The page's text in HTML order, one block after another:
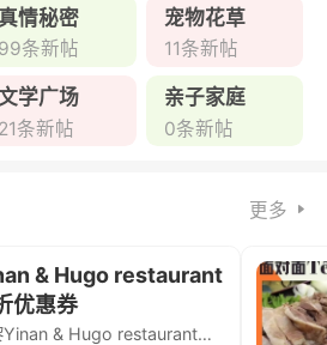
真情秘密
99条新帖
宠物花草
11条新帖
学广场
21条新帖
亲子家庭
0条新帖
更多
& Hugo restaurant
优惠券
巴黎Yinan & Hugo restaurant除简餐类全场8折